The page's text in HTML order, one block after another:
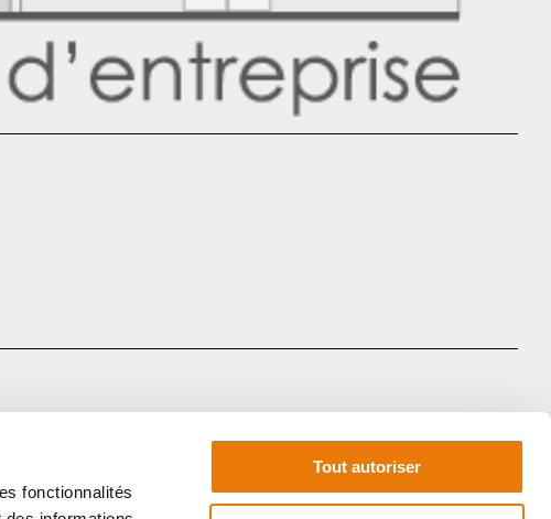
fonctionnalités
Tout autoriser